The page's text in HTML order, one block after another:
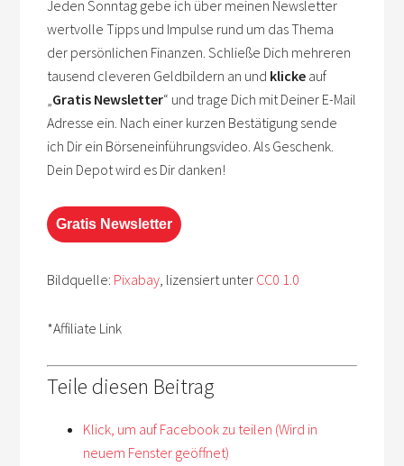
Jeden Sonntag gebe ich über meinen Newsletter
wertvolle Tipps und Impulse rund um das Thema
der persönlichen Finanzen. Schließe Dich mehreren
tausend cleveren Geldbildern an und klicke auf
„Gratis Newsletter“ und trage Dich mit Deiner E-Mail
Adresse ein. Nach einer kurzen Bestätigung sende
ich Dir ein Börseneinführungsvideo. Als Geschenk.
Dein Depot wird es Dir danken!
Gratis Newsletter
Bildquelle: Pixabay, lizensiert unter CC0 1.0
*Affiliate Link
Teile diesen Beitrag
Klick, um auf Facebook zu teilen (Wird in
neuem Fenster geöffnet)